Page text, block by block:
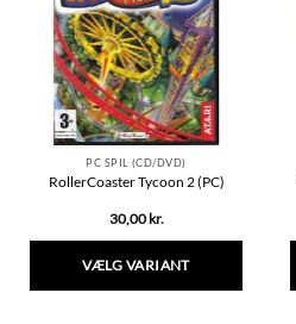
kan
vælges
på
varesiden
PC SPIL (CD/DVD)
RollerCoaster Tycoon 2 (PC)
30,00 kr.
VÆLG VARIANT